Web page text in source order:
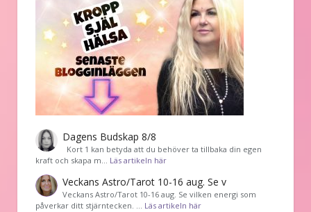
Dagens Budskap 8/8
Kort 1 kan betyda att du behöver ta tillbaka din egen
kraft och skapa m… Läs artikeln här
Veckans Astro/Tarot 10-16 aug. Se v
Veckans Astro/Tarot 10-16 aug. Se vilken energi som
påverkar ditt stjärntecken. … Läs artikeln här